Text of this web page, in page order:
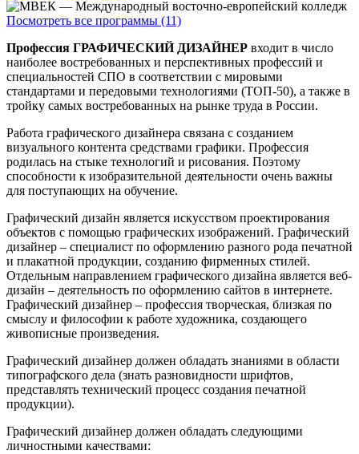
Посмотреть все программы (11)
Профессия ГРАФИЧЕСКИЙ ДИЗАЙНЕР входит в число
наиболее востребованных и перспективных профессий и
специальностей СПО в соответствии с мировыми
стандартами и передовыми технологиями (ТОП-50), а также в
тройку самых востребованных на рынке труда в России.
Работа графического дизайнера связана с созданием
визуального контента средствами графики. Профессия
родилась на стыке технологий и рисования. Поэтому
способности к изобразительной деятельности очень важны
для поступающих на обучение.
Графический дизайн является искусством проектирования
объектов с помощью графических изображений. Графический
дизайнер – специалист по оформлению разного рода печатной
и плакатной продукции, созданию фирменных стилей.
Отдельным направлением графического дизайна является веб-
дизайн – деятельность по оформлению сайтов в интернете.
Графический дизайнер – профессия творческая, близкая по
смыслу и философии к работе художника, создающего
живописные произведения.
Графический дизайнер должен обладать знаниями в области
типографского дела (знать разновидности шрифтов,
представлять технический процесс создания печатной
продукции).
Графический дизайнер должен обладать следующими
личностными качествами: